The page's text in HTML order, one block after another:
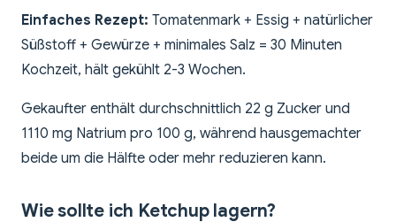
Einfaches Rezept: Tomatenmark + Essig + natürlicher
Süßstoff + Gewürze + minimales Salz = 30 Minuten
Kochzeit, hält gekühlt 2-3 Wochen.
Gekaufter enthält durchschnittlich 22 g Zucker und
1110 mg Natrium pro 100 g, während hausgemachter
beide um die Hälfte oder mehr reduzieren kann.
Wie sollte ich Ketchup lagern?